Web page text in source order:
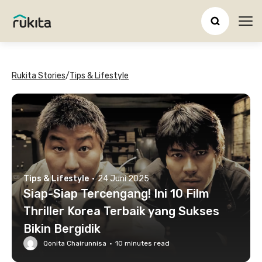
Rukita Stories/Tips & Lifestyle
Tips & Lifestyle · 24 Juni 2025
Siap-Siap Tercengang! Ini 10 Film
Thriller Korea Terbaik yang Sukses
Bikin Bergidik
Qonita Chairunnisa · 10 minutes read